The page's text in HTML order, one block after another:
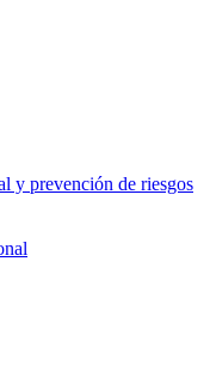
y prevención de riesgos